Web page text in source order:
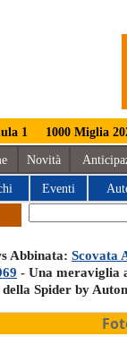
1 1000 Miglia
Novità
Eventi
Abbinata: Scovata
- Una meraviglia
della Spider by